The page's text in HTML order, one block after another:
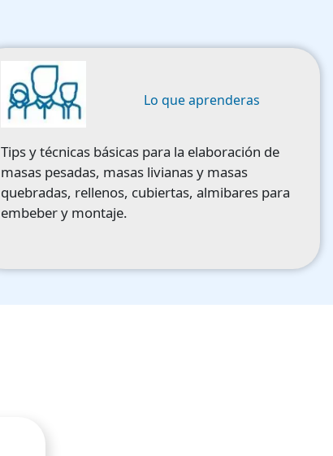
Image
Lo que aprenderas
Tips y técnicas básicas para la elaboración de
masas pesadas, masas livianas y masas
quebradas, rellenos, cubiertas, almibares para
embeber y montaje.